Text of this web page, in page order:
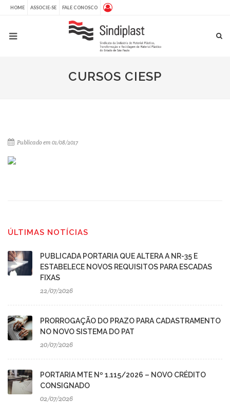
HOME ASSOCIE-SE FALE CONOSCO
CURSOS CIESP
Publicado em 01/08/2017
ÚLTIMAS NOTÍCIAS
PUBLICADA PORTARIA QUE ALTERA A NR-35 E
ESTABELECE NOVOS REQUISITOS PARA ESCADAS
FIXAS
22/07/2026
PRORROGAÇÃO DO PRAZO PARA CADASTRAMENTO
NO NOVO SISTEMA DO PAT
20/07/2026
PORTARIA MTE Nº 1.115/2026 – NOVO CRÉDITO
CONSIGNADO
02/07/2026